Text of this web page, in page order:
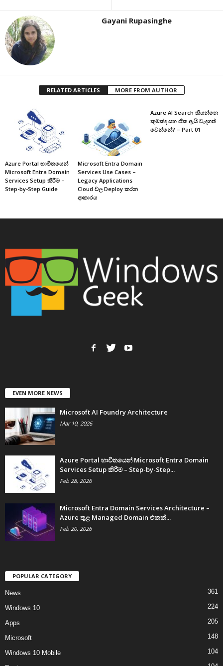
Gayani Rupasinghe
RELATED ARTICLES MORE FROM AUTHOR
Azure Portal භාවිතයෙන්
Microsoft Entra Domain
Services Setup කිරීම –
Step-by-Step Guide
Microsoft Entra Domain
Services Use Cases –
Legacy Applications
Cloud වල Deploy කරන
ආකාරය
Azure AI Search කියන්නෙ
කුමක්ද සහ ඒක ඇයි වැදගත්
වෙන්නේ? – Part 01
EVEN MORE NEWS
Microsoft AI Foundry Architecture
Mar 10, 2026
Azure Portal භාවිතයෙන් Microsoft Entra Domain
Services Setup කිරීම – Step-by-Step...
Feb 28, 2026
Microsoft Entra Domain Services Architecture –
Azure තුළ Managed Domain එකක්...
Feb 20, 2026
POPULAR CATEGORY
News 361
Windows 10 224
Apps 205
Microsoft 148
Windows 10 Mobile 104